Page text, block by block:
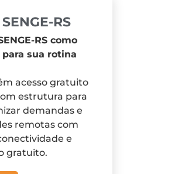
RS
RS como
sua rotina
acesso gratuito
estrutura para
demandas e
remotas com
e
gratuito.